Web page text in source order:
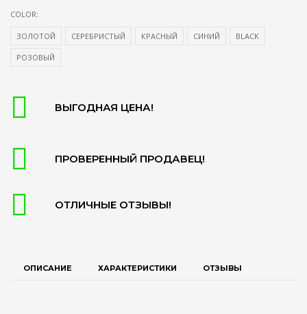
COLOR:
ЗОЛОТОЙ СЕРЕБРИСТЫЙ КРАСНЫЙ СИНИЙ BLACK
РОЗОВЫЙ
ВЫГОДНАЯ ЦЕНА!
ПРОВЕРЕННЫЙ ПРОДАВЕЦ!
ОТЛИЧНЫЕ ОТЗЫВЫ!
ОПИСАНИЕ ХАРАКТЕРИСТИКИ ОТЗЫВЫ